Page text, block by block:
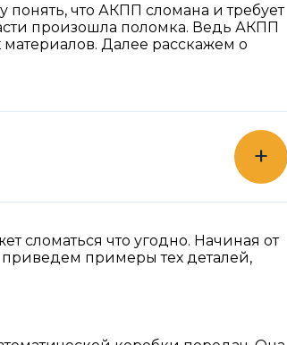
что АКПП сломана и требует
произошла поломка. Ведь АКПП
Далее расскажем о
+
сломаться что угодно. Начиная от
примеры тех деталей,